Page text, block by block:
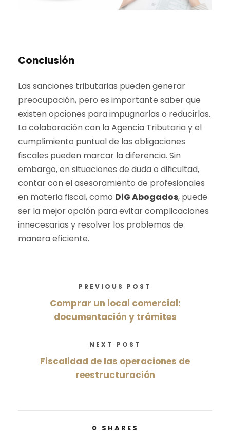
Conclusión
Las sanciones tributarias pueden generar
preocupación, pero es importante saber que
existen opciones para impugnarlas o reducirlas.
La colaboración con la Agencia Tributaria y el
cumplimiento puntual de las obligaciones
fiscales pueden marcar la diferencia. Sin
embargo, en situaciones de duda o dificultad,
contar con el asesoramiento de profesionales
en materia fiscal, como DiG Abogados, puede
ser la mejor opción para evitar complicaciones
innecesarias y resolver los problemas de
manera eficiente.
PREVIOUS POST
Comprar un local comercial:
documentación y trámites
NEXT POST
Fiscalidad de las operaciones de
reestructuración
0 SHARES